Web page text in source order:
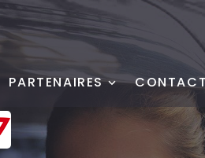
PARTENAIRES CONTACT